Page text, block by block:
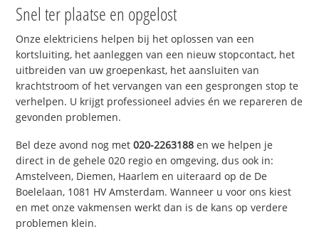
Snel ter plaatse en opgelost
Onze elektriciens helpen bij het oplossen van een
kortsluiting, het aanleggen van een nieuw stopcontact, het
uitbreiden van uw groepenkast, het aansluiten van
krachtstroom of het vervangen van een gesprongen stop te
verhelpen. U krijgt professioneel advies én we repareren de
gevonden problemen.
Bel deze avond nog met020-2263188 en we helpen je
direct in de gehele 020 regio en omgeving, dus ook in:
Amstelveen, Diemen, Haarlem en uiteraard op de De
Boelelaan, 1081 HV Amsterdam. Wanneer u voor ons kiest
en met onze vakmensen werkt dan is de kans op verdere
problemen klein.